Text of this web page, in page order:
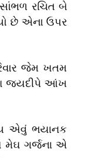
રચિત બે
છે એના ઉપર
જેમ ખતમ
જયદીપે આંખ
એવું ભયાનક
મેઘ ગર્જના એ